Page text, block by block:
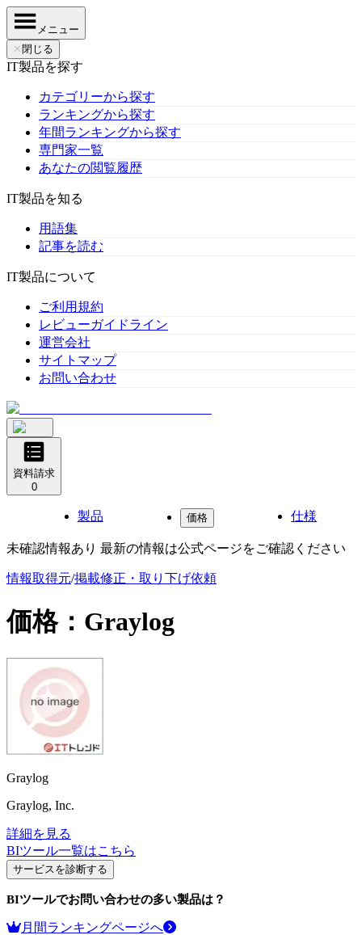
メニュー
✕ 閉じる
IT製品を探す
カテゴリーから探す
ランキングから探す
年間ランキングから探す
専門家一覧
あなたの閲覧履歴
IT製品を知る
用語集
記事を読む
IT製品について
ご利用規約
レビューガイドライン
運営会社
サイトマップ
お問い合わせ
資料請求
0
製品 価格 仕様
未確認情報あり 最新の情報は公式ページをご確認ください
情報取得元/掲載修正・取り下げ依頼
価格： Graylog
Graylog
Graylog, Inc.
詳細を見る
BIツール一覧はこちら
サービスを診断する
BIツールでお問い合わせの多い製品は？
月間ランキングページへ